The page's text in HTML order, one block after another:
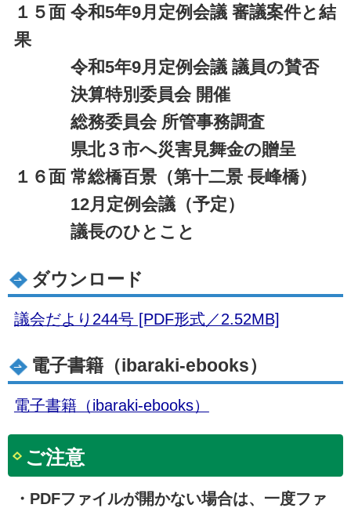
１５面 令和5年9月定例会議 審議案件と結
果
令和5年9月定例会議 議員の賛否
決算特別委員会 開催
総務委員会 所管事務調査
県北３市へ災害見舞金の贈呈
１６面 常総橋百景（第十二景 長峰橋）
12月定例会議（予定）
議長のひとこと
ダウンロード
議会だより244号 [PDF形式／2.52MB]
電子書籍（ibaraki-ebooks）
電子書籍（ibaraki-ebooks）
ご注意
・PDFファイルが開かない場合は、一度ファ